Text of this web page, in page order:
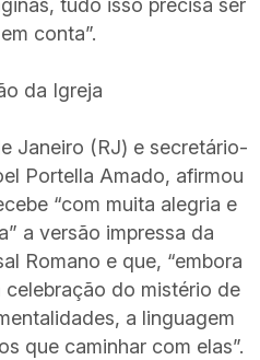
tudo isso precisa ser
conta”.
da Igreja
Janeiro (RJ) e secretário-
Portella Amado, afirmou
“com muita alegria e
a versão impressa da
Romano e que, “embora
celebração do mistério de
a linguagem
que caminhar com elas”.